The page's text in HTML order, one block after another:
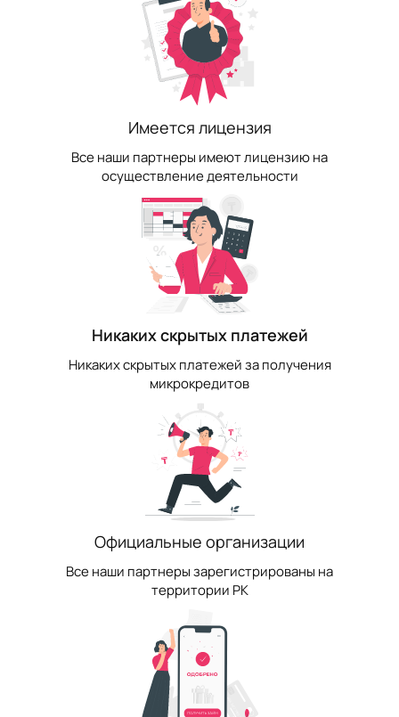
Имеется лицензия
Все наши партнеры имеют лицензию на
осуществление деятельности
Никаких скрытых платежей
Никаких скрытых платежей за получения
микрокредитов
Официальные организации
Все наши партнеры зарегистрированы на
территории РК